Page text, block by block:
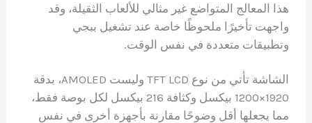
هذا المعالج المتواضع غير مثالي للألعاب الثقيلة، وقد
واجهت تأخيرًا ملحوظًا خاصة عند تشغيل ببجي
وتطبيقات متعددة في نفس الوقت.
الشاشة تأتي من نوع TFT LCD وليست AMOLED، بدقة
1920×1200 بيكسل وكثافة 216 بيكسل لكل بوصة فقط،
مما يجعلها أقل وضوحًا مقارنة بأجهزة أخرى في نفس